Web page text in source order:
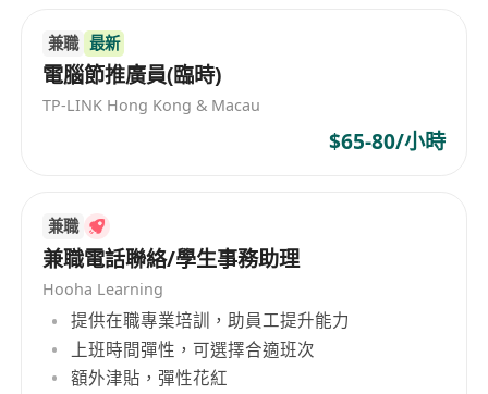
兼職 最新
電腦節推廣員(臨時)
TP-LINK Hong Kong & Macau
$65-80/小時
兼職
兼職電話聯絡/學生事務助理
Hooha Learning
提供在職專業培訓，助員工提升能力
上班時間彈性，可選擇合適班次
額外津貼，彈性花紅